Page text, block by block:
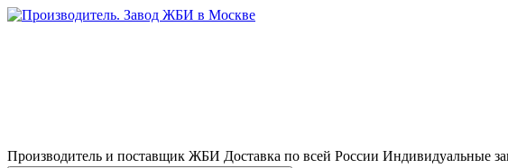
Производитель и поставщик ЖБИ Доставка по всей России Индивидуальные